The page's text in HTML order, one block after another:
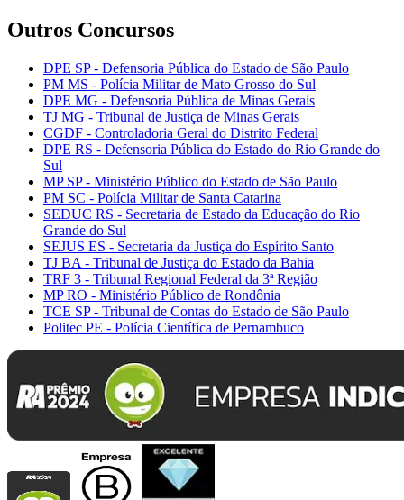
Outros Concursos
DPE SP - Defensoria Pública do Estado de São Paulo
PM MS - Polícia Militar de Mato Grosso do Sul
DPE MG - Defensoria Pública de Minas Gerais
TJ MG - Tribunal de Justiça de Minas Gerais
CGDF - Controladoria Geral do Distrito Federal
DPE RS - Defensoria Pública do Estado do Rio Grande do
Sul
MP SP - Ministério Público do Estado de São Paulo
PM SC - Polícia Militar de Santa Catarina
SEDUC RS - Secretaria de Estado da Educação do Rio
Grande do Sul
SEJUS ES - Secretaria da Justiça do Espírito Santo
TJ BA - Tribunal de Justiça do Estado da Bahia
TRF 3 - Tribunal Regional Federal da 3ª Região
MP RO - Ministério Público de Rondônia
TCE SP - Tribunal de Contas do Estado de São Paulo
Politec PE - Polícia Científica de Pernambuco